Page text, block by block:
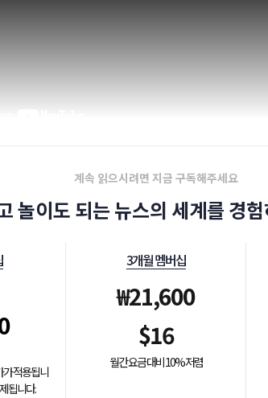
계속 읽으시려면 지금 구독해주세요
놀이도 되는 뉴스의 세계를 경
가 적용됩니
됩니다.
3개월 멤버십
₩21,600
$16
월간 요금 대비 10% 저렴